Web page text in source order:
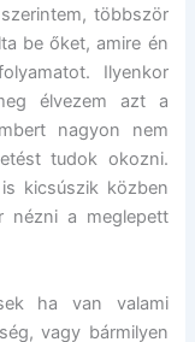
többször
be őket, amire én
Ilyenkor
élvezem azt a
nagyon nem
tudok okozni.
kicsúszik közben
nézni a meglepett
ha van valami
vagy bármilyen